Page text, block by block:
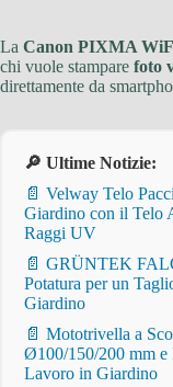
La Canon PIXMA
chi vuole stampare foto
direttamente da
🔎 Ultime Notizie:
📄 Velway Telo
Giardino con il Telo
Raggi UV
📄 GRÜNTEK
Potatura per un
Giardino
📄 Mototrivella a
Ø100/150/200 mm e
Lavoro in Giardino